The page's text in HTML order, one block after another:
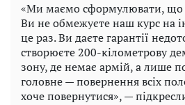
«Ми маємо сформулювати, що
Ви не обмежуєте наш курс на
це раз. Ви даєте гарантії
створюєте 200-кілометрову
зону, де немає армій, а лише
головне — повернення всіх
хоче повернутися», —